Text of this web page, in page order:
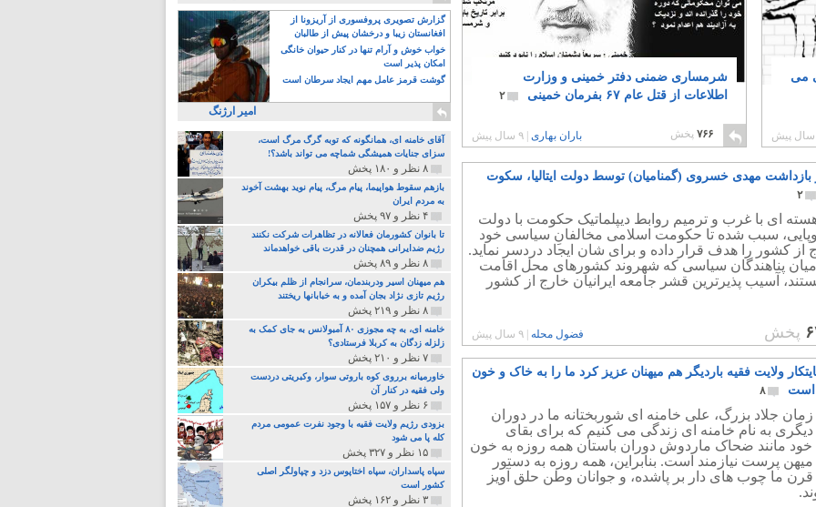
می
شرمساری ضمنی دفتر خمینی و وزارت
اطلاعات از قتل عام ۶۷ بفرمان خمینی
۲
۷۶۶پخش باران بهاری ۹ سال پیش
بازداشت مهدی خسروی (گمنامیان) توسط دولت ایتالیا، سکوت
۲
ای با غرب و ترمیم روابط دیپلماتیک حکومت با دولت
سبب شده تا حکومت اسلامی مخالفانِ سیاسی خود
از کشور را هدف قرار داده و برای شان ایجاد دردسر نماید.
میان پناهندگان سیاسی که شهروند کشورهای محل اقامت
آسیب پذیرترین قشر جامعه ایرانیان خارج از کشور
پخش فضول محله ۹ سال پیش
ولایت فقیه باردیگر هم میهنان عزیز کرد ما را به خاک و خون
است
۸
جلاد بزرگ، علی خامنه ای شوربختانه ما در دوران
به نام خامنه ای زندگی می کنیم که برای بقای
مانند ضحاک ماردوش دوران باستان همه روزه به خون
میهن پرست نیازمند است. بنابراین، همه روزه به دستور
ما چوب های دار بر پاشده، و جوانان وطن حلق آویز
گزارش تصویری پروفسوری از آریزونا از
افغانستان زیبا و درخشان پیش از طالبان
خواب خوش و آرام تنها در کنار حیوان خانگی
امکان پذیر است
گوشت قرمز عامل مهم ایجاد سرطان است
امیر ارژنگ
آقای خامنه ای، همانگونه که توبه گرگ مرگ است،
سزای جنایات همیشگی شماچه می تواند باشد؟!
۸ نظر و ۱۸۰ پخش
بازهم سقوط هواپیما، پیام مرگ، پیام نوید بهشت آخوند
به مردم ایران
۴ نظر و ۹۷ پخش
تا بانوان کشورمان فعالانه در تظاهرات شرکت نکنند
رژیم ضدایرانی همچنان در قدرت باقی خواهدماند
۸ نظر و ۸۹ پخش
هم میهنان اسیر ودربندمان، سرانجام از ظلم بیکران
رژیم تازی نژاد بجان آمده و به خبابانها ریختند
۸ نظر و ۲۱۹ پخش
خامنه ای، به چه مجوزی ۸۰ آمبولانس به جای کمک به
زلزله زدگان به کربلا فرستادی؟
۷ نظر و ۲۱۰ پخش
خاورمیانه برروی کوه باروتی سوار، وکبریتی دردست
ولی فقیه در کنار آن
۶ نظر و ۱۵۷ پخش
بزودی رژیم ولایت فقیه با وجود نفرت عمومی مردم
کله پا می شود
۱۵ نظر و ۳۲۷ پخش
سپاه پاسداران، سپاه اختاپوس دزد و چپاولگر اصلی
کشور است
۳ نظر و ۱۶۲ پخش